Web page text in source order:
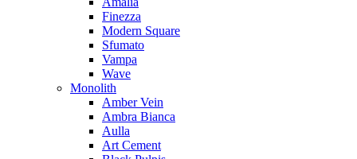
Finezza
Modern Square
Sfumato
Vampa
Wave
Monolith
Amber Vein
Ambra Bianca
Aulla
Art Cement